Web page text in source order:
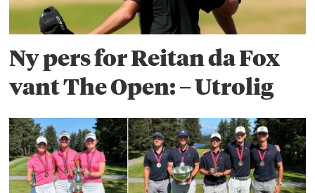
Ny pers for Reitan da Fox
vant The Open: – Utrolig